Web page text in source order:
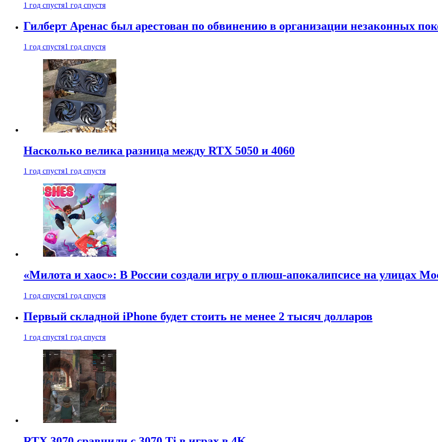
1 год спустя1 год спустя
Гилберт Аренас был арестован по обвинению в организации незаконных
1 год спустя1 год спустя
Насколько велика разница между RTX 5050 и 4060
1 год спустя1 год спустя
«Милота и хаос»: В России создали игру о плюш-апокалипсисе на улицах
1 год спустя1 год спустя
Первый складной iPhone будет стоить не менее 2 тысяч долларов
1 год спустя1 год спустя